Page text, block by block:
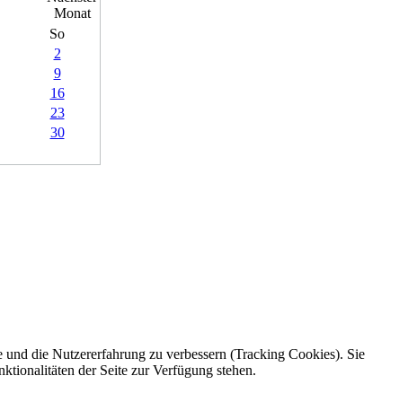
So
2
9
16
23
30
die Nutzererfahrung zu verbessern (Tracking Cookies). Sie
der Seite zur Verfügung stehen.